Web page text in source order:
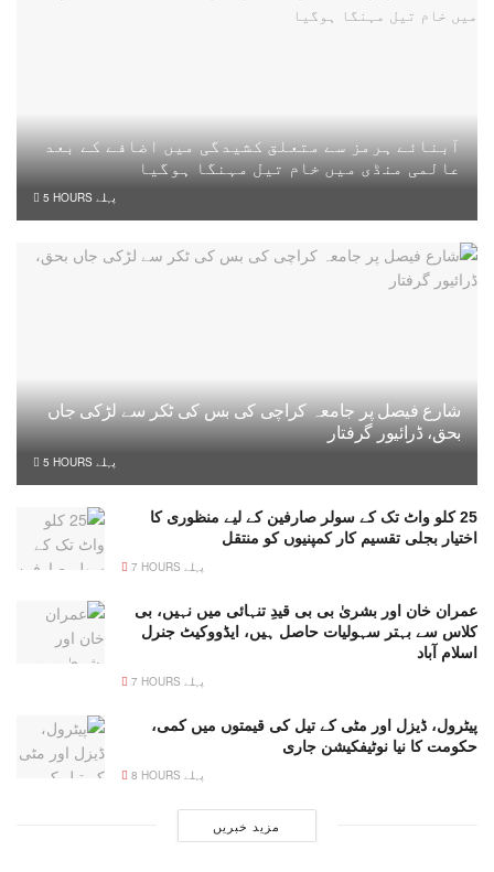
آبنائے ہرمز سے متعلق کشیدگی میں اضافے کے بعد
عالمی منڈی میں خام تیل مہنگا ہوگیا
5 HOURS پہلے
شارع فیصل پر جامعہ کراچی کی بس کی ٹکر سے لڑکی جاں
بحق، ڈرائیور گرفتار
5 HOURS پہلے
25 کلو واٹ تک کے سولر صارفین کے لیے منظوری کا
اختیار بجلی تقسیم کار کمپنیوں کو منتقل
7 HOURS پہلے
عمران خان اور بشریٰ بی بی قیدِ تنہائی میں نہیں، بی
کلاس سے بہتر سہولیات حاصل ہیں، ایڈووکیٹ جنرل
اسلام آباد
7 HOURS پہلے
پیٹرول، ڈیزل اور مٹی کے تیل کی قیمتوں میں کمی،
حکومت کا نیا نوٹیفکیشن جاری
8 HOURS پہلے
مزید خبریں